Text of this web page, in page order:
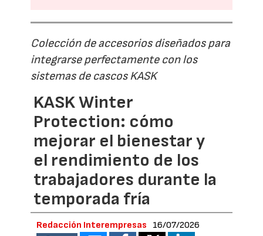
Colección de accesorios diseñados para
integrarse perfectamente con los
sistemas de cascos KASK
KASK Winter
Protection: cómo
mejorar el bienestar y
el rendimiento de los
trabajadores durante la
temporada fría
Redacción Interempresas 16/07/2026